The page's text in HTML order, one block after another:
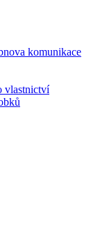
komunikace
vlastnictví